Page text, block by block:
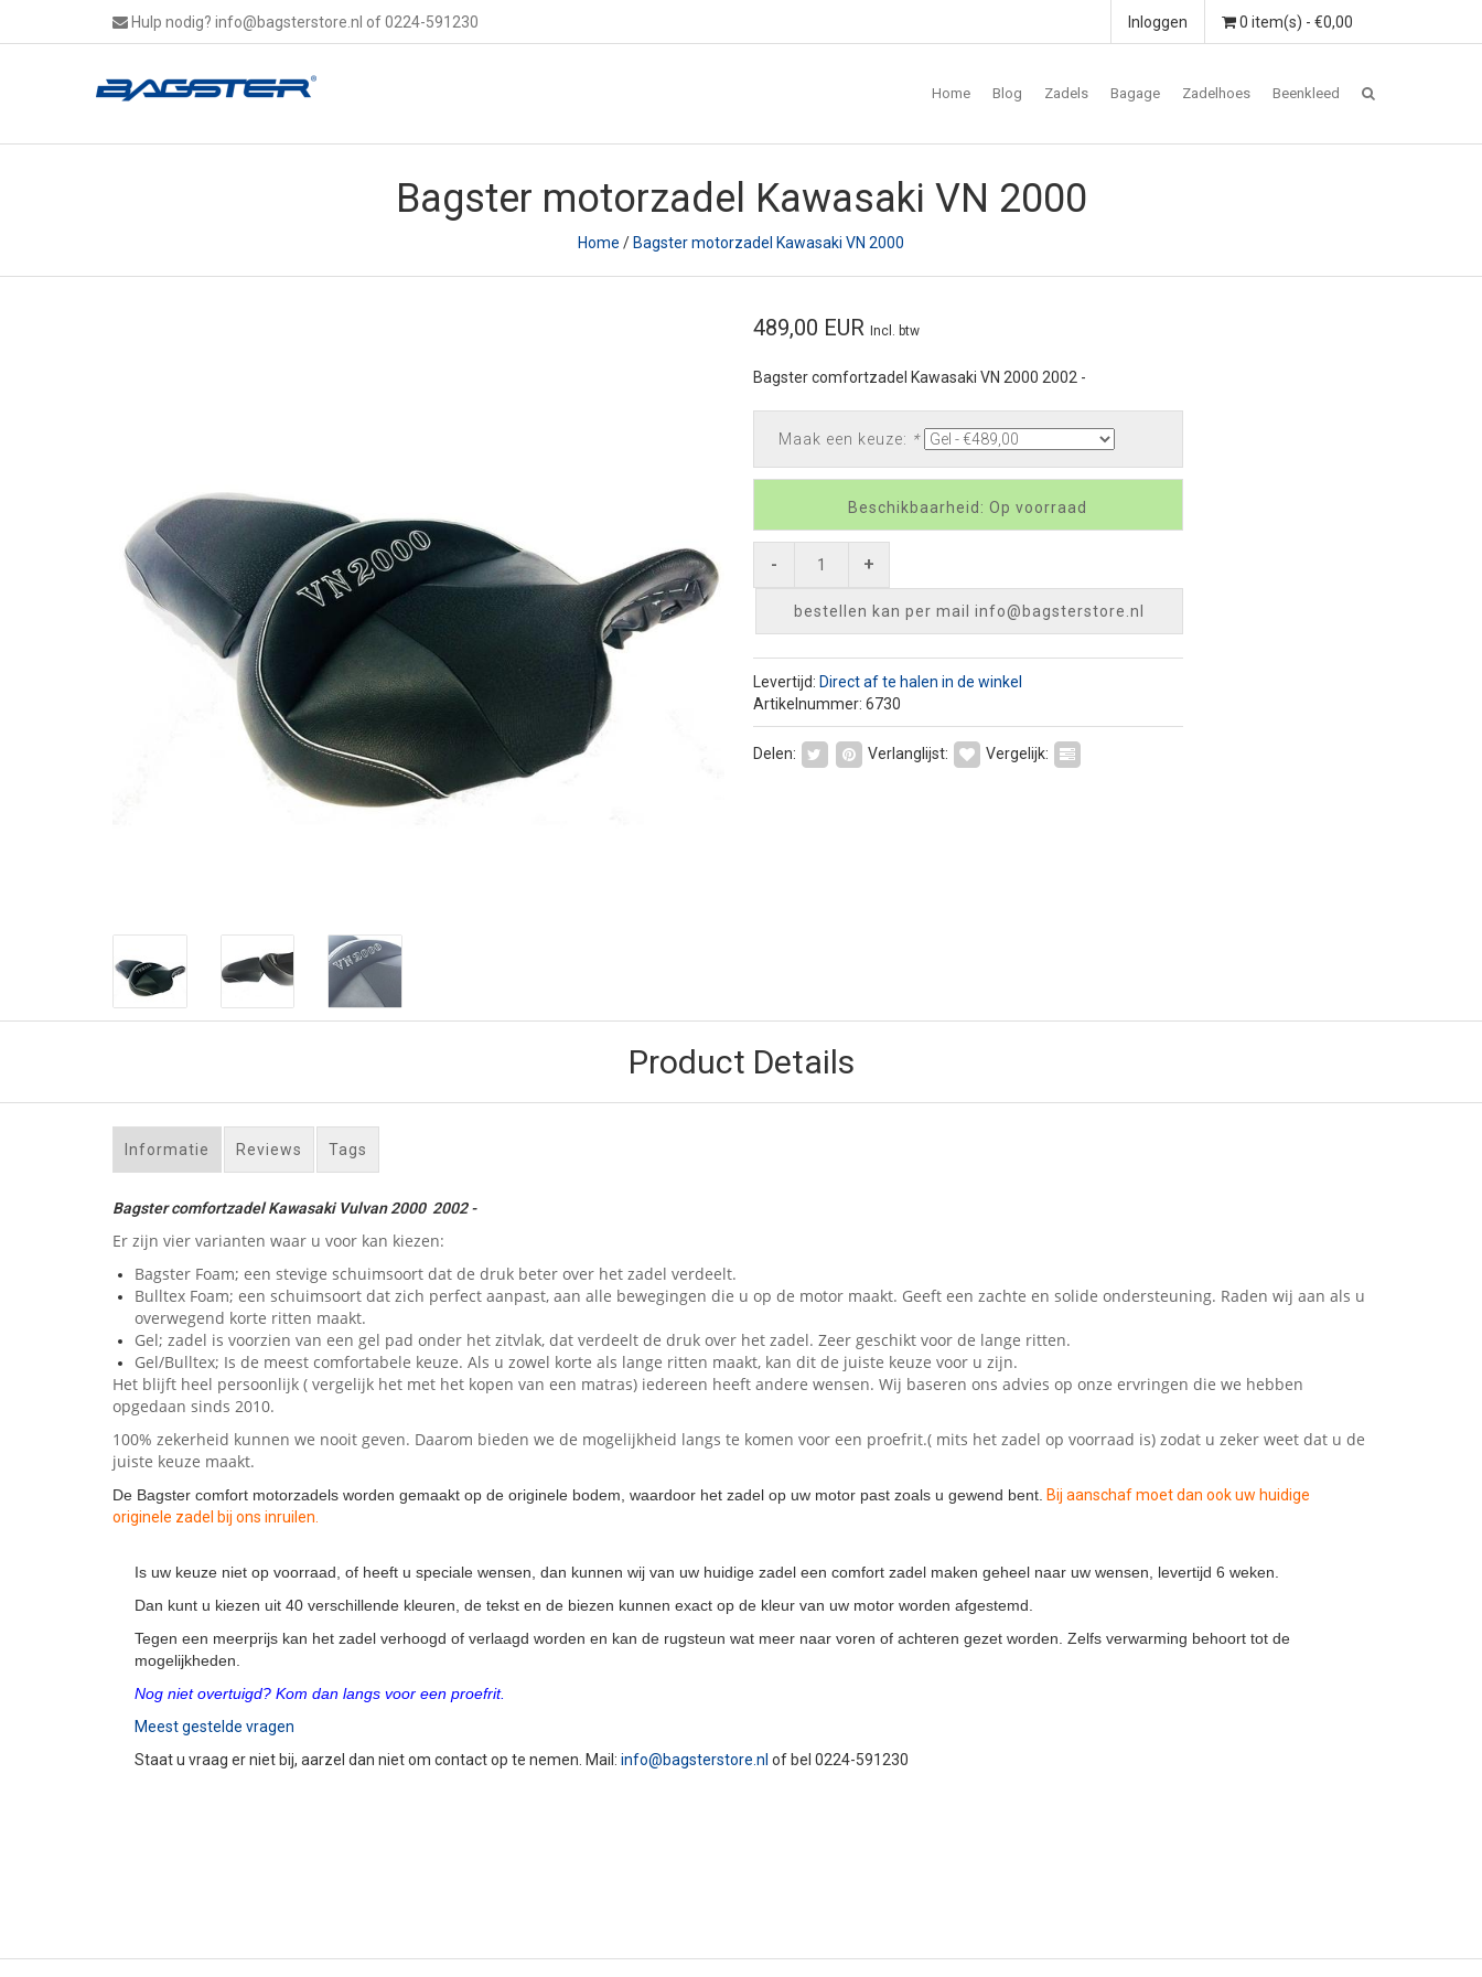
Hulp nodig? info@bagsterstore.nl of 0224-591230 0 item(s) - €0,00
Inloggen
Home Blog Zadels Bagage Zadelhoes Beenkleed
Bagster motorzadel Kawasaki VN 2000
Home /Bagster motorzadel Kawasaki VN 2000
489,00 EUR Incl. btw
Bagster comfortzadel Kawasaki VN 2000 2002 -
Maak een keuze: *
Beschikbaarheid: Op voorraad
- +
bestellen kan per mail info@bagsterstore.nl
Levertijd: Direct af te halen in de winkel
Artikelnummer: 6730
Delen: Verlanglijst: Vergelijk:
Product Details
Informatie Reviews Tags
Bagster comfortzadel Kawasaki Vulvan 2000 2002 -
Er zijn vier varianten waar u voor kan kiezen:
Bagster Foam; een stevige schuimsoort dat de druk beter over het zadel verdeelt.
Bulltex Foam; een schuimsoort dat zich perfect aanpast, aan alle bewegingen die u op de motor maakt. Geeft een zachte en solide ondersteuning. Raden wij aan als u
overwegend korte ritten maakt.
Gel; zadel is voorzien van een gel pad onder het zitvlak, dat verdeelt de druk over het zadel. Zeer geschikt voor de lange ritten.
Gel/Bulltex; Is de meest comfortabele keuze. Als u zowel korte als lange ritten maakt, kan dit de juiste keuze voor u zijn.
Het blijft heel persoonlijk ( vergelijk het met het kopen van een matras) iedereen heeft andere wensen. Wij baseren ons advies op onze ervringen die we hebben
opgedaan sinds 2010.
100% zekerheid kunnen we nooit geven. Daarom bieden we de mogelijkheid langs te komen voor een proefrit.( mits het zadel op voorraad is) zodat u zeker weet dat u de
juiste keuze maakt.
De Bagster comfort motorzadels worden gemaakt op de originele bodem, waardoor het zadel op uw motor past zoals u gewend bent. Bij aanschaf moet dan ook uw huidige
originele zadel bij ons inruilen.
Is uw keuze niet op voorraad, of heeft u speciale wensen, dan kunnen wij van uw huidige zadel een comfort zadel maken geheel naar uw wensen, levertijd 6 weken.
Dan kunt u kiezen uit 40 verschillende kleuren, de tekst en de biezen kunnen exact op de kleur van uw motor worden afgestemd.
Tegen een meerprijs kan het zadel verhoogd of verlaagd worden en kan de rugsteun wat meer naar voren of achteren gezet worden. Zelfs verwarming behoort tot de
mogelijkheden.
Nog niet overtuigd? Kom dan langs voor een proefrit.
Meest gestelde vragen
Staat u vraag er niet bij, aarzel dan niet om contact op te nemen. Mail: info@bagsterstore.nl of bel 0224-591230